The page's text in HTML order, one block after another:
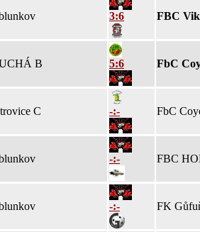
3:6 FBC
B 5:6 FbC
C -:- FbC
-:- FBC
-:- FK